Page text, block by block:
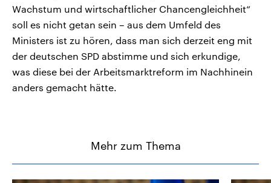
Wachstum und wirtschaftlicher Chancengleichheit“
soll es nicht getan sein – aus dem Umfeld des
Ministers ist zu hören, dass man sich derzeit eng mit
der deutschen SPD abstimme und sich erkundige,
was diese bei der Arbeitsmarktreform im Nachhinein
anders gemacht hätte.
Mehr zum Thema